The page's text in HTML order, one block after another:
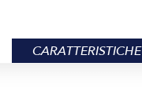
CARATTERISTICHE